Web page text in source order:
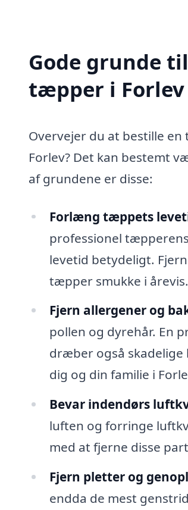
Gode grunde
tæpper i Forlev
Overvejer du at bestille
Forlev? Det kan bestemt
af grundene er disse:
Forlæng tæppets
professionel
levetid betydeligt.
tæpper smukke i årevis.
Fjern allergener og
pollen og dyrehår. En
dræber også skadelige
dig og din familie i
Bevar indendørs
luften og forringe
med at fjerne disse
Fjern pletter og
endda de mest